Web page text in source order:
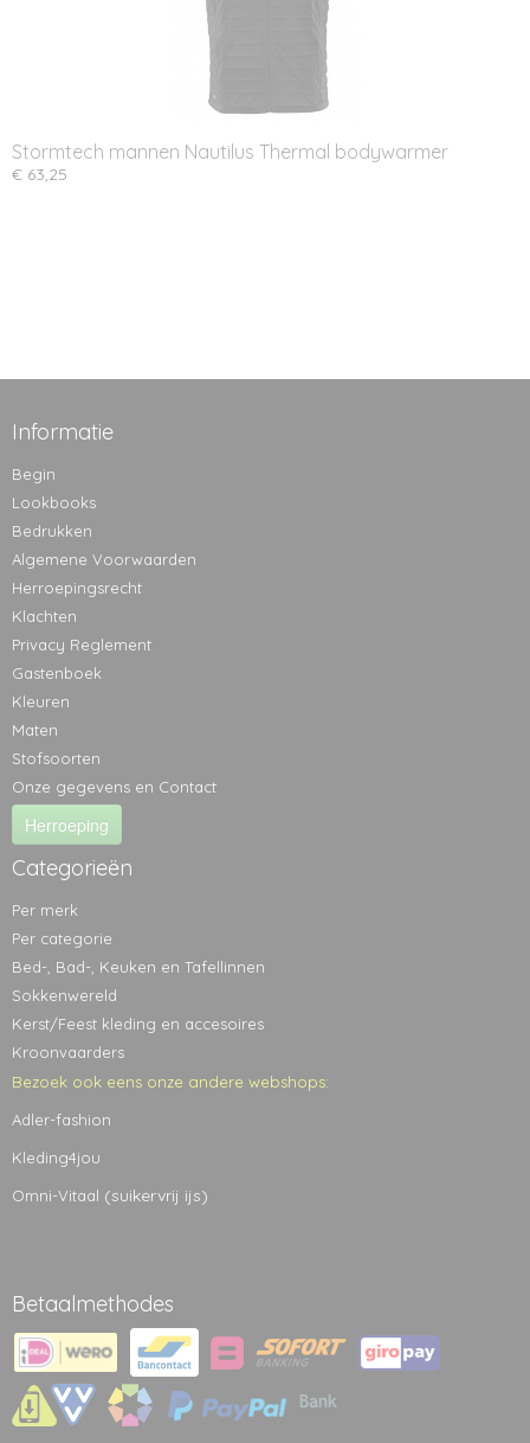
Stormtech mannen Nautilus Thermal bodywarmer
€ 63,25
Informatie
Begin
Lookbooks
Bedrukken
Algemene Voorwaarden
Herroepingsrecht
Klachten
Privacy Reglement
Gastenboek
Kleuren
Maten
Stofsoorten
Onze gegevens en Contact
Herroeping
Categorieën
Per merk
Per categorie
Bed-, Bad-, Keuken en Tafellinnen
Sokkenwereld
Kerst/Feest kleding en accesoires
Kroonvaarders
Bezoek ook eens onze andere webshops:
Adler-fashion
Kleding4jou
Omni-Vitaal (suikervrij ijs)
Betaalmethodes